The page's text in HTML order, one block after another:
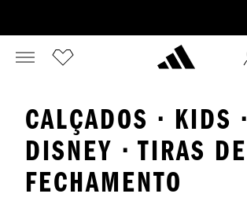
CALÇADOS · KIDS ·
DISNEY · TIRAS DE
FECHAMENTO